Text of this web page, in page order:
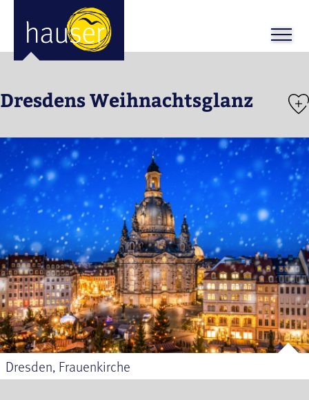
Dresdens Weihnachtsglanz
Dresden, Frauenkirche